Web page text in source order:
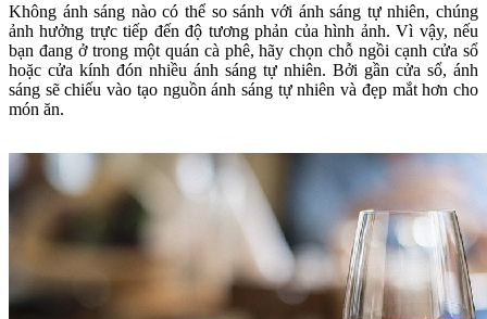
Không ánh sáng nào có thể so sánh với ánh sáng tự nhiên, chúng
ảnh hưởng trực tiếp đến độ tương phản của hình ảnh. Vì vậy, nếu
bạn đang ở trong một quán cà phê, hãy chọn chỗ ngồi cạnh cửa sổ
hoặc cửa kính đón nhiều ánh sáng tự nhiên. Bởi gần cửa sổ, ánh
sáng sẽ chiếu vào tạo nguồn ánh sáng tự nhiên và đẹp mắt hơn cho
món ăn.